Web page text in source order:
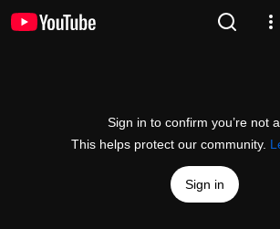
Sign in to confirm you’re not
This helps protect our community.
Sign in